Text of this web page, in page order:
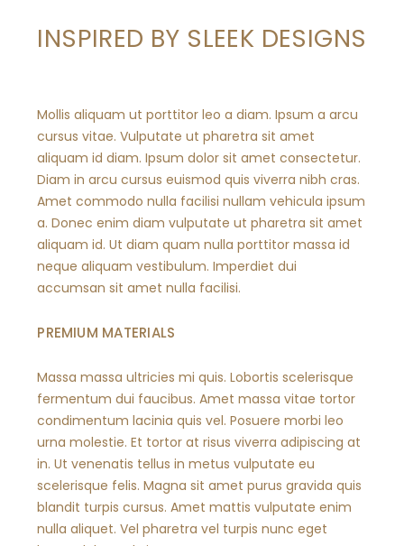
INSPIRED BY SLEEK DESIGNS
Mollis aliquam ut porttitor leo a diam. Ipsum a arcu
cursus vitae. Vulputate ut pharetra sit amet
aliquam id diam. Ipsum dolor sit amet consectetur.
Diam in arcu cursus euismod quis viverra nibh cras.
Amet commodo nulla facilisi nullam vehicula ipsum
a. Donec enim diam vulputate ut pharetra sit amet
aliquam id. Ut diam quam nulla porttitor massa id
neque aliquam vestibulum. Imperdiet dui
accumsan sit amet nulla facilisi.
PREMIUM MATERIALS
Massa massa ultricies mi quis. Lobortis scelerisque
fermentum dui faucibus. Amet massa vitae tortor
condimentum lacinia quis vel. Posuere morbi leo
urna molestie. Et tortor at risus viverra adipiscing at
in. Ut venenatis tellus in metus vulputate eu
scelerisque felis. Magna sit amet purus gravida quis
blandit turpis cursus. Amet mattis vulputate enim
nulla aliquet. Vel pharetra vel turpis nunc eget